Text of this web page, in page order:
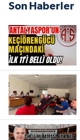
Son Haberler